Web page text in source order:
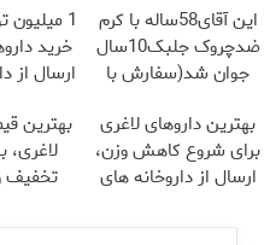
این آقای58ساله با کرم
ضدچروک جلبک10سال
جوان شد(سفارش با
1
خرید
ارسال از
بهترین داروهای لاغری
برای شروع کاهش وزن،
ارسال از داروخانه های
بهترین
تخفیف